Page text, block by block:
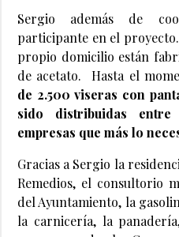
Sergio además de
participante en el
propio domicilio están
de acetato. Hasta el
de 2.500 viseras con
sido distribuidas
empresas que más lo
Gracias a Sergio la
Remedios, el consultorio
del Ayuntamiento, la
la carnicería, la